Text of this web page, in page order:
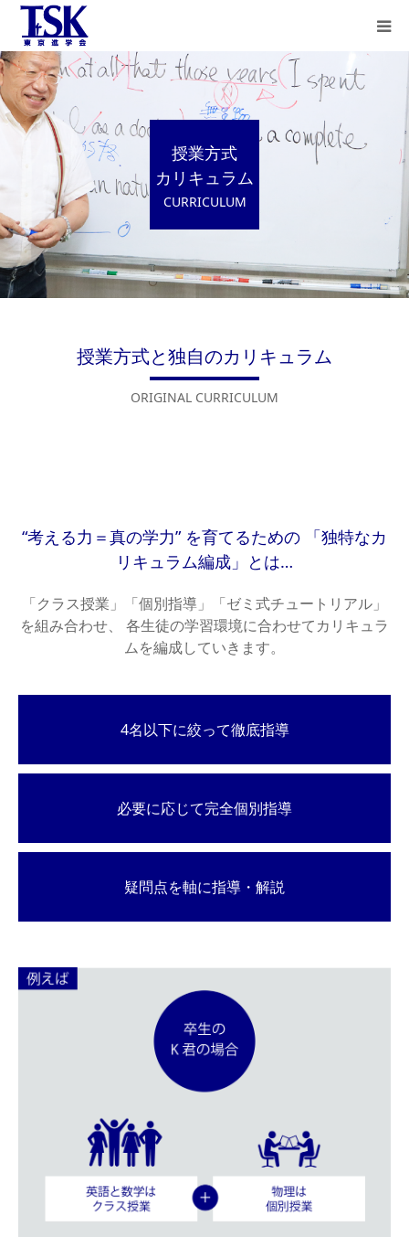
授業方式
カリキュラム
CURRICULUM
授業方式と独自のカリキュラム
ORIGINAL CURRICULUM
“考える力＝真の学力” を育てるための 「独特なカ
リキュラム編成」とは…
「クラス授業」「個別指導」「ゼミ式チュートリアル」
を組み合わせ、 各生徒の学習環境に合わせてカリキュラ
ムを編成していきます。
4名以下に絞って徹底指導
必要に応じて完全個別指導
疑問点を軸に指導・解説
教育理念
授業方式と
カリキュラム
合格者の声
保護者様の声
合格実績
アクセス
塾長＆スタッフのお話ブログ